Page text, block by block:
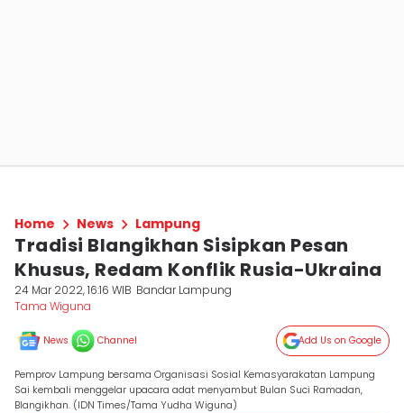
Home News Lampung
Tradisi Blangikhan Sisipkan Pesan
Khusus, Redam Konflik Rusia-Ukraina
24 Mar 2022, 16:16 WIB Bandar Lampung
Tama Wiguna
News Channel Add Us on Google
Pemprov Lampung bersama Organisasi Sosial Kemasyarakatan Lampung
Sai kembali menggelar upacara adat menyambut Bulan Suci Ramadan,
Blangikhan. (IDN Times/Tama Yudha Wiguna)